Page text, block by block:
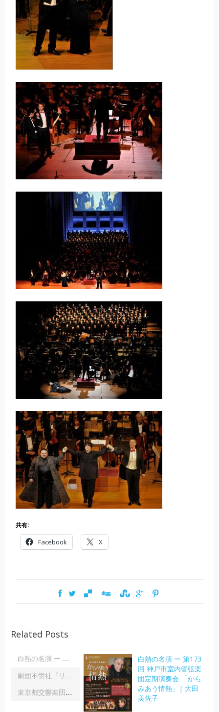
共有:
Facebook X
Related Posts
白熱の名演 ー 第173回 神戸市室内管弦楽団定期演奏会 「からみあう情熱」| 大田美佐子
白熱の名演 ー 第173
回 神戸市室内管弦楽
団定期演奏会 「から
みあう情熱」| 大田
美佐子